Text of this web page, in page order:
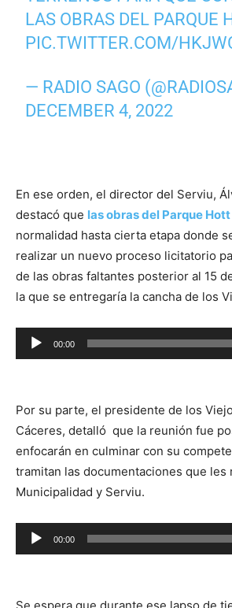
LAS OBRAS DEL PARQUE
PIC.TWITTER.COM/
— RADIO SAGO
DECEMBER 4, 2022
En ese orden, el director del Serviu,
destacó que las obras del Parque Hott
normalidad hasta cierta etapa donde
realizar un nuevo proceso licitatorio
de las obras faltantes posterior al 15
la que se entregaría la cancha de los
Reproductor
de
00:00
Por su parte, el presidente de los
Cáceres, detalló que la reunión fue
enfocarán en culminar con su
tramitan las documentaciones que les
Municipalidad y Serviu.
Reproductor
de
00:00